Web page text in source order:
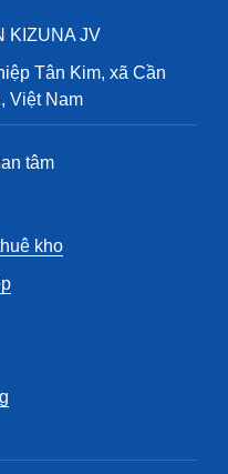
KIZUNA JV
Tân Kim, xã Cần
Việt Nam
tâm
kho